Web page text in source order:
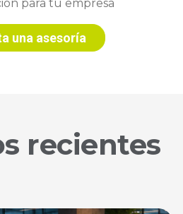
para tu empresa
una asesoría
recientes